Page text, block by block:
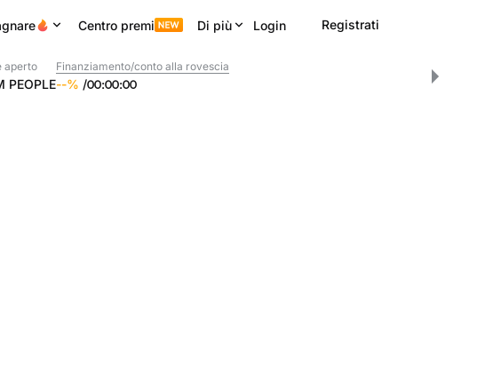
Centro premi Di più Login Registrati
aperto
PEOPLE
Finanziamento/conto alla rovescia
--% /00:00:00